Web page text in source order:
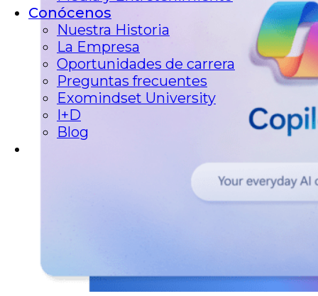
Conócenos
Nuestra Historia
La Empresa
Oportunidades de carrera
Preguntas frecuentes
Exomindset University
I+D
Blog